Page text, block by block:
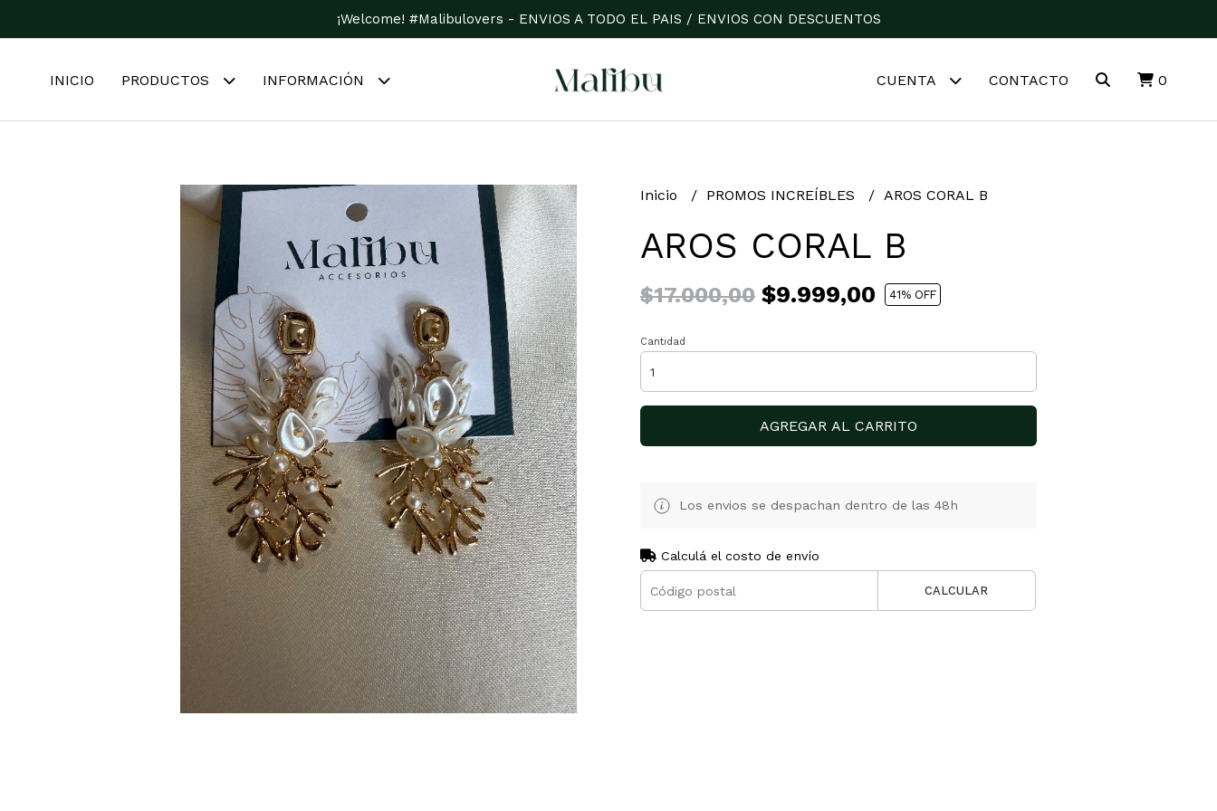
¡Welcome! #Malibulovers - ENVIOS A TODO EL PAIS / ENVIOS CON DESCUENTOS
INICIO PRODUCTOS INFORMACIÓN CUENTA CONTACTO 0
Inicio PROMOS INCREÍBLES AROS CORAL B
AROS CORAL B
$17.000,00 $9.999,00 41% OFF
Cantidad
AGREGAR AL CARRITO
Los envios se despachan dentro de las 48h
Calculá el costo de envío
CALCULAR